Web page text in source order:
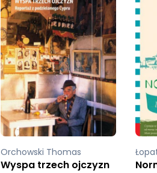
Łopatowska Agnieszka
Normandia